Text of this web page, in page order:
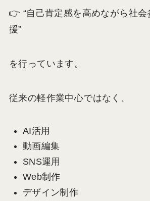
👉 “自己肯定感を高めながら社会
援”
を行っています。
従来の軽作業中心ではなく、
AI活用
動画編集
SNS運用
Web制作
デザイン制作